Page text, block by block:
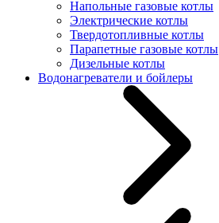
Напольные газовые котлы
Электрические котлы
Твердотопливные котлы
Парапетные газовые котлы
Дизельные котлы
Водонагреватели и бойлеры